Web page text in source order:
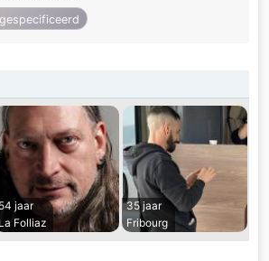
54 jaar
La Folliaz
35 jaar
Fribourg